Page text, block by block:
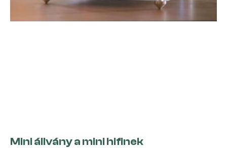
Mini állvány a mini hifinek